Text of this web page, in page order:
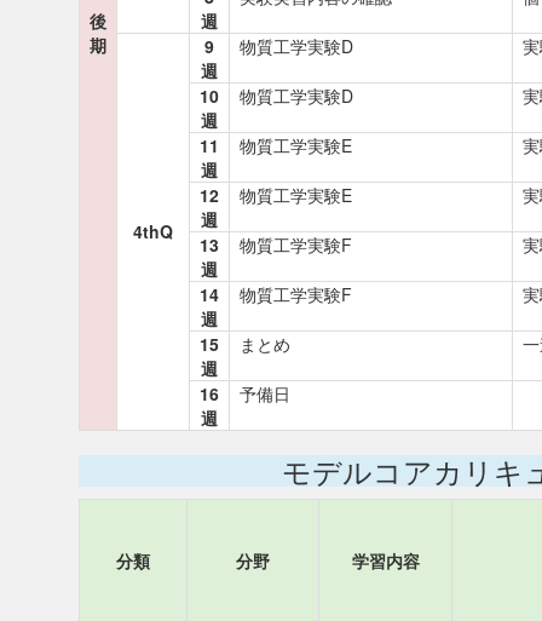
後
期
週
4thQ
9
週
物質工学実験D
10
週
物質工学実験D
11
週
物質工学実験E
12
週
物質工学実験E
13
週
物質工学実験F
14
週
物質工学実験F
15
週
まとめ
16
週
予備日
モデルコアカリキ
分類 分野 学習内容